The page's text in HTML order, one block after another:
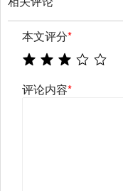
本文评分*
评论内容*